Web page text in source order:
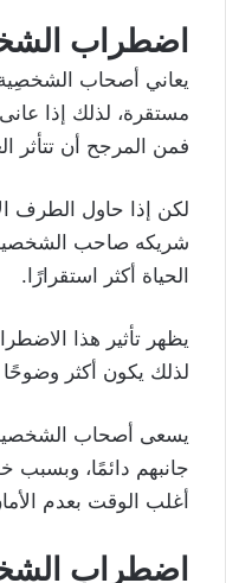
اضطراب
يعاني أصحاب
مستقرة، لذلك إذا
فمن المرجح أن تتأثر
لكن إذا حاول الطرف
شريكه صاحب الشخصية
الحياة أكثر استقرارًا.
يظهر تأثير هذا
لذلك يكون أكثر
يسعى أصحاب الشخصية
جانبهم دائمًا،
أغلب الوقت بعدم
اضطراب